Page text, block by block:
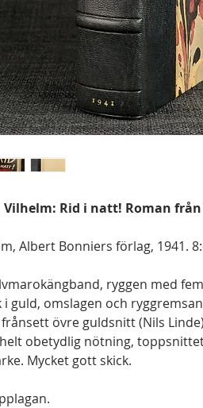
Vilhelm: Rid i natt! Roman från
Albert Bonniers förlag, 1941.
ryggen med
guld, omslagen och
övre guldsnitt (Nils
obetydlig nötning,
Mycket gott skick.